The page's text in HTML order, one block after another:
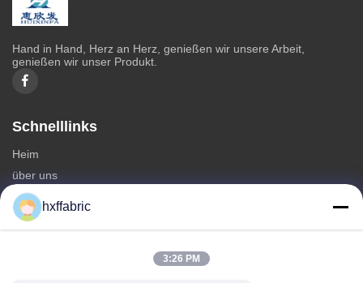
Hand in Hand, Herz an Herz, genießen wir unsere Arbeit,
genießen wir unser Produkt.
Schnelllinks
Heim
über uns
produits
Kontaktieren Sie uns
hxffabric
3:26 PM